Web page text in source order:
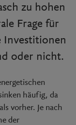
zu hohen
Frage für
Investitionen
oder nicht.
häufig, da
vorher. Je nach
der